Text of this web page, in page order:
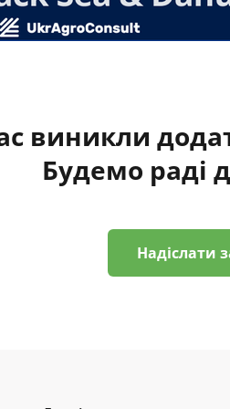
виникли
Будемо раді
Надіслати